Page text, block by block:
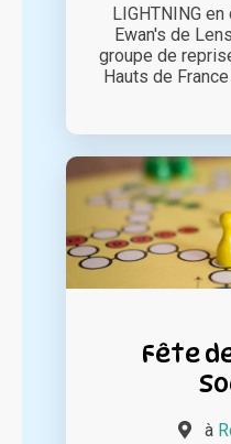
LIGHTNING
Ewan's de
groupe de
Hauts de
Fête
à